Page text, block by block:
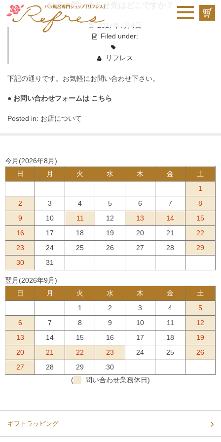
お店の問い合わせ先はどこですか？
2017年7月4日
Filed under:
リフレス
下記の通りです。お気軽にお問い合わせ下さい。
● お問い合わせフォームは こちら
Posted in: お店について
今月(2026年8月)
日
月 火 水 木 金
土
1
2
3 4 5 6 7
8
9
10 11 12 13 14
15
16
17 18 19 20 21
22
23
24 25 26 27 28
29
30
31
翌月(2026年9月)
日
月 火 水 木 金
土
1
2 3 4
5
6
7 8 9 10 11
12
13
14 15 16 17 18
19
20
21 22 23 24 25
26
27
28 29
30
(
問い合わせ業務休日)
ギフトラッピング